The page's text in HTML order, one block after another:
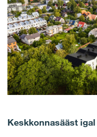
Keskkonnasääst